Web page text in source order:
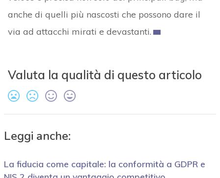
anche di quelli più nascosti che possono dare il
via ad attacchi mirati e devastanti.
Valuta la qualità di questo articolo
Leggi anche:
La fiducia come capitale: la conformità a GDPR e